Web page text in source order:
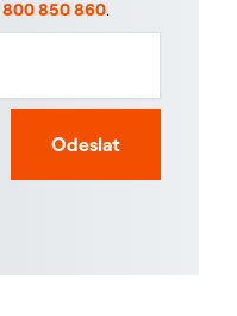
800 850 860.
Odeslat